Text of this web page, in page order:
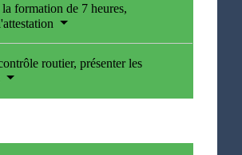
formation de 7 heures,
routier, présenter les